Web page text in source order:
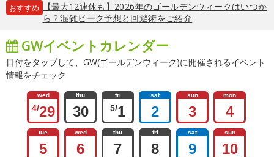
おすすめ
【最大12連休も】2026年のゴールデンウィークはいつか
ら？混雑ピーク予想と回避術をご紹介
GWイベントカレンダー
日付をタップして、GW(ゴールデンウィーク)に開催されるイベント
情報をチェック
wed
4/29
thu
30
fri
5/1
sat
2
sun
3
mon
4
tue
5
wed
6
thu
7
fri
8
sat
9
sun
10